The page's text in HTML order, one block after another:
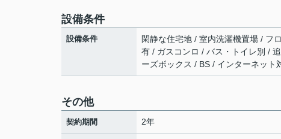
設備条件
設備条件
閑静な住宅地 / 室内洗濯機置場 / フ
有 / ガスコンロ / バス・トイレ別 /
ーズボックス / BS / インターネッ
その他
契約期間 2年